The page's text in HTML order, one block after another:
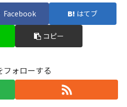
Facebook はてブ
コピー
フォローする